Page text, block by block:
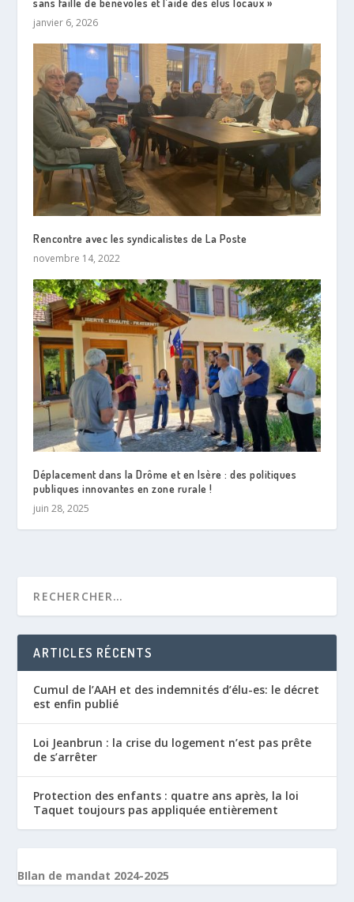
sans faille de bénévoles et l’aide des élus locaux »
janvier 6, 2026
Rencontre avec les syndicalistes de La Poste
novembre 14, 2022
Déplacement dans la Drôme et en Isère : des politiques
publiques innovantes en zone rurale !
juin 28, 2025
ARTICLES RÉCENTS
Cumul de l’AAH et des indemnités d’élu-es: le décret
est enfin publié
Loi Jeanbrun : la crise du logement n’est pas prête
de s’arrêter
Protection des enfants : quatre ans après, la loi
Taquet toujours pas appliquée entièrement
BIlan de mandat 2024-2025